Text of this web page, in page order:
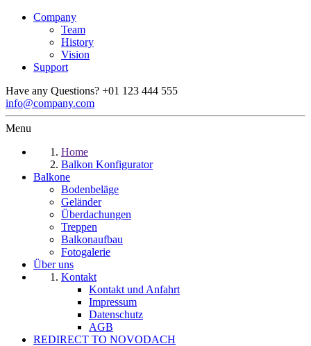
Company
Team
History
Vision
Support
Have any Questions? +01 123 444 555
info@company.com
Menu
Home
Balkon Konfigurator
Balkone
Bodenbeläge
Geländer
Überdachungen
Treppen
Balkonaufbau
Fotogalerie
Über uns
Kontakt
Kontakt und Anfahrt
Impressum
Datenschutz
AGB
REDIRECT TO NOVODACH